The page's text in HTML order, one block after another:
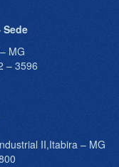
Sede
MG
– 3596
II,Itabira – MG